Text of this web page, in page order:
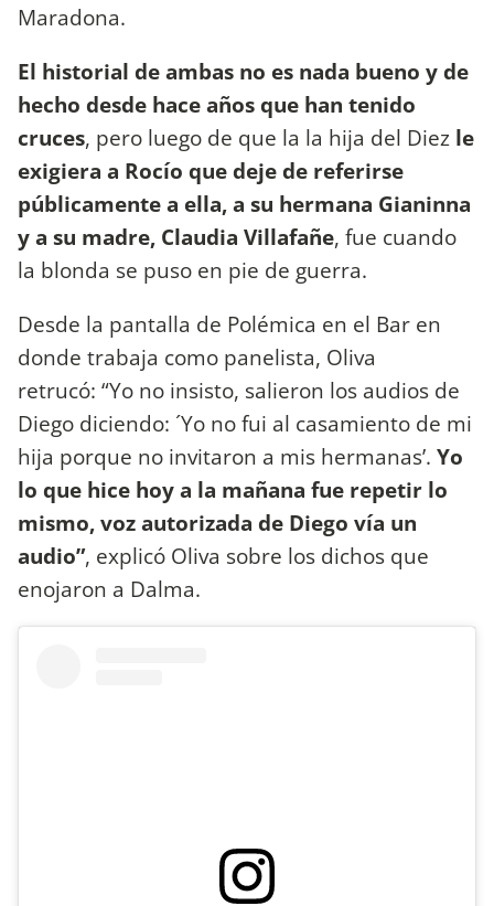
Maradona.
El historial de ambas no es nada bueno y de
hecho desde hace años que han tenido
cruces, pero luego de que la la hija del Diez le
exigiera a Rocío que deje de referirse
públicamente a ella, a su hermana Gianinna
y a su madre, Claudia Villafañe, fue cuando
la blonda se puso en pie de guerra.
Desde la pantalla de Polémica en el Bar en
donde trabaja como panelista, Oliva
retrucó: “Yo no insisto, salieron los audios de
Diego diciendo: ´Yo no fui al casamiento de mi
hija porque no invitaron a mis hermanas’. Yo
lo que hice hoy a la mañana fue repetir lo
mismo, voz autorizada de Diego vía un
audio”, explicó Oliva sobre los dichos que
enojaron a Dalma.